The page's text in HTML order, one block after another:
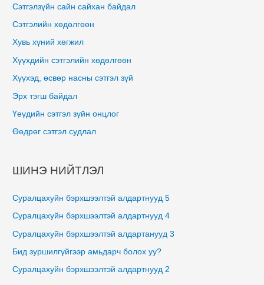
Сэтгэлзүйн сайн сайхан байдал
Сэтгэлийн хөдөлгөөн
Хувь хүний хөгжил
Хүүхдийн сэтгэлийн хөдөлгөөн
Хүүхэд, өсвөр насны сэтгэл зүй
Эрх тэгш байдал
Үеүдийн сэтгэл зүйн онцлог
Өөдрөг сэтгэл судлал
ШИНЭ НИЙТЛЭЛ
Суралцахуйн бэрхшээлтэй алдартнууд 5
Суралцахуйн бэрхшээлтэй алдартнууд 4
Суралцахуйн бэрхшээлтэй алдартанууд 3
Бид зуршилгүйгээр амьдарч болох уу?
Суралцахуйн бэрхшээлтэй алдартнууд 2